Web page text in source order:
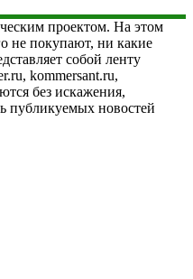
проектом. На этом
не покупают, ни какие
собой ленту
kommersant.ru,
без искажения,
публикуемых новостей